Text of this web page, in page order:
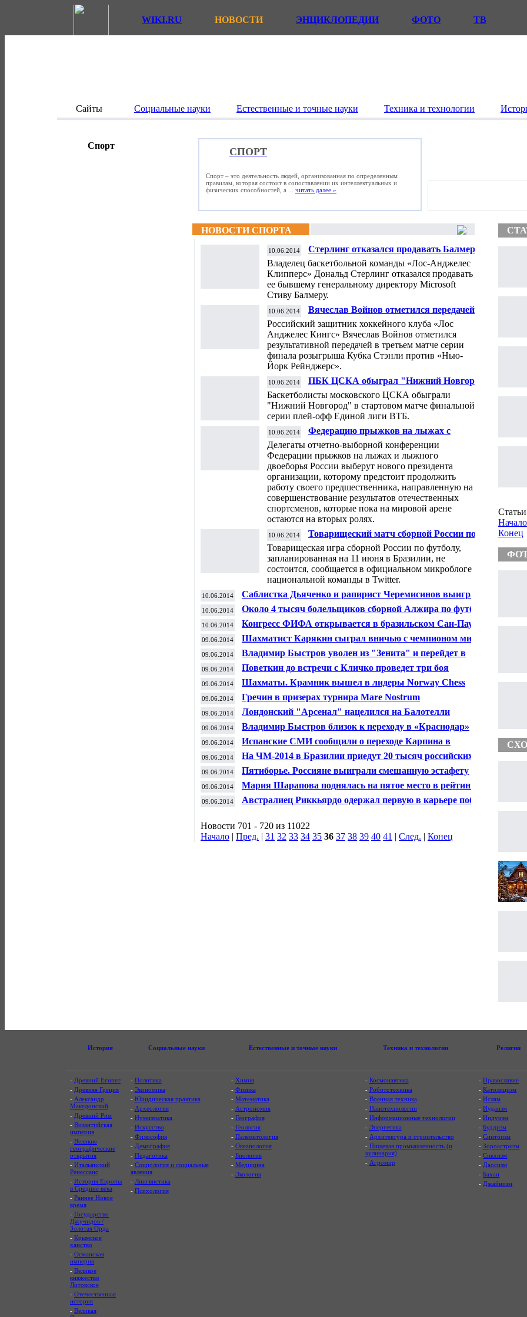
WIKI.RU НОВОСТИ ЭНЦИКЛОПЕДИИ ФОТО ТВ
Сайты Социальные науки Естественные и точные науки Техника и технологии
Спорт
СПОРТ
Спорт – это деятельность людей, организованная по определенным
правилам, которая состоит в сопоставлении их интеллектуальных и
физических способностей, а ... читать далее »
НОВОСТИ СПОРТА
10.06.2014
Стерлинг отказался продавать Балмеру
«Лос-Анджелес Клипперс»
Владелец баскетбольной команды «Лос-Анджелес
Клипперс» Дональд Стерлинг отказался продавать
ее бывшему генеральному директору Microsoft
Стиву Балмеру.
10.06.2014
Вячеслав Войнов отметился передачей в
финале Кубка Стэнли
Российский защитник хоккейного клуба «Лос
Анджелес Кингс» Вячеслав Войнов отметился
результативной передачей в третьем матче серии
финала розыгрыша Кубка Стэнли против «Нью-
Йорк Рейнджерс».
10.06.2014
ПБК ЦСКА обыграл "Нижний Новгород"
в стартовом матче финала Единой лиги
ВТБ
Баскетболисты московского ЦСКА обыграли
"Нижний Новгород" в стартовом матче финальной
серии плей-офф Единой лиги ВТБ.
10.06.2014
Федерацию прыжков на лыжах с
трамплина и двоеборья России возглавит
новый президент
Делегаты отчетно-выборной конференции
Федерации прыжков на лыжах и лыжного
двоеборья России выберут нового президента
организации, которому предстоит продолжить
работу своего предшественника, направленную на
совершенствование результатов отечественных
спортсменов, которые пока на мировой арене
остаются на вторых ролях.
10.06.2014
Товарищеский матч сборной России по
футболу 11 июня в Бразилии не состоится
Товарищеская игра сборной России по футболу,
запланированная на 11 июня в Бразилии, не
состоится, сообщается в официальном микроблоге
национальной команды в Twitter.
10.06.2014
Саблистка Дьяченко и рапирист Черемисинов выиграли
серебро на ЧЕ по фехтованию
10.06.2014
Около 4 тысяч болельщиков сборной Алжира по футболу
посетят матч ЧМ с командой России
10.06.2014
Конгресс ФИФА открывается в бразильском Сан-Паулу в
преддверии чемпионата мира
09.06.2014
Шахматист Карякин сыграл вничью с чемпионом мира
Карлсеном на супертурнире в Норвегии
09.06.2014
Владимир Быстров уволен из "Зенита" и перейдет в
"Краснодар" - источник
09.06.2014 Поветкин до встречи с Кличко проведет три боя
09.06.2014 Шахматы. Крамник вышел в лидеры Norway Chess
09.06.2014 Гречин в призерах турнира Mare Nostrum
09.06.2014 Лондонский "Арсенал" нацелился на Балотелли
09.06.2014 Владимир Быстров близок к переходу в «Краснодар»
09.06.2014
Испанские СМИ сообщили о переходе Карпина в
«Мальорку»
09.06.2014
На ЧМ-2014 в Бразилии приедут 20 тысяч российских
болельщиков
09.06.2014 Пятиборье. Россияне выиграли смешанную эстафету
09.06.2014
Мария Шарапова поднялась на пятое место в рейтинге
WTA
09.06.2014
Австралиец Риккьярдо одержал первую в карьере победу
Новости 701 - 720 из 11022
Начало | Пред. | 31 32 33 34 35 36 37 38 39 40 41 | След. | Конец
Начало
Конец
История Социальные науки Естественные и точные науки Техника и технологии Религии
- Древний Египет
- Древняя Греция
- Александр
Македонский
- Древний Рим
- Византийская
империя
- Великие
географические
открытия
- Итальянский
Ренессанс
- История Европы
в Средние века
- Раннее Новое
время
- Государство
Джучидов /
Золотая Орда
- Крымское
ханство
- Османская
империя
- Великое
княжество
Литовское
- Отечественная
история
- Великая
- Политика
- Экономика
- Юридическая практика
- Археология
- Нумизматика
- Искусство
- Философия
- Демография
- Педагогика
- Социология и социальные
явления
- Лингвистика
- Психология
- Химия
- Физика
- Математика
- Астрономия
- География
- Геология
- Палеонтология
- Океанология
- Биология
- Медицина
- Экология
- Космонавтика
- Робототехника
- Военная техника
- Нанотехнологии
- Информационные технологии
- Энергетика
- Архитектура и строительство
- Пищевая промышленность (и
кулинария)
- Агромир
-Православие
-Католицизм
-Ислам
-Иудаизм
-Индуизм
-Буддизм
-Синтоизм
-Зороастризм
-Сикхизм
- Даосизм
-Бахаи
- Джайнизм